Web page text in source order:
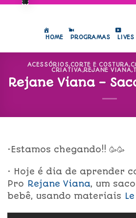
HOME PROGRAMAS LIVES
ACESSÓRIOS,CORTE E COSTURA,
CRIATIVA,REJANE VIANA,
Rejane Viana –
•Estamos chegando!! 🥳🥳
• Hoje é dia de aprender
Pro Rejane Viana, um
bebê, usando materiais